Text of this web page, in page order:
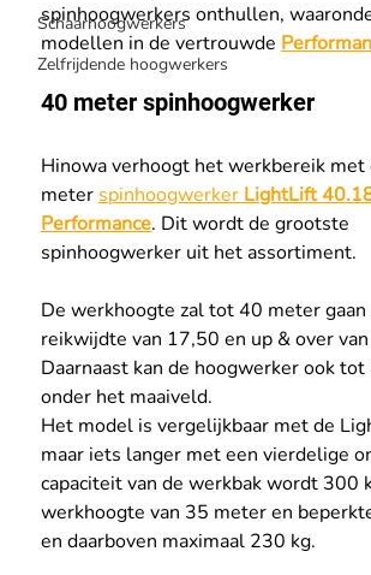
Schaarhoogwerkers
Zelfrijdende hoogwerkers
spinhoogwerkers onthullen,
modellen in de vertrouwde
40 meter spinhoogwerker
Hinowa verhoogt het werkbereik
meter spinhoogwerker LightLift
Performance. Dit wordt de grootste
spinhoogwerker uit het assortiment.
De werkhoogte zal tot 40 meter
reikwijdte van 17,50 en up & over
Daarnaast kan de hoogwerker ook
onder het maaiveld.
Het model is vergelijkbaar met de
maar iets langer met een vierdelige
capaciteit van de werkbak wordt 300
werkhoogte van 35 meter en
en daarboven maximaal 230 kg.